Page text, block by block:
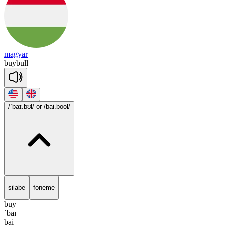
magyar
buybull
/ˈbaɪ.bʊl/ or /bai.bool/
silabe foneme
buy
ˈbaɪ
bai